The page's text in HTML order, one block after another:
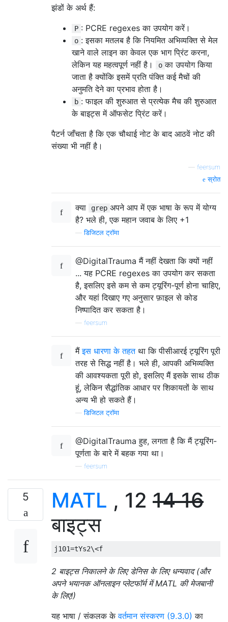
झंडों के अर्थ हैं:
P : PCRE regexes का उपयोग करें।
o : इसका मतलब है कि नियमित अभिव्यक्ति से मेल
खाने वाले लाइन का केवल एक भाग प्रिंट करना,
लेकिन यह महत्वपूर्ण नहीं है।
o का उपयोग किया
जाता है क्योंकि इसमें प्रति पंक्ति कई मैचों की
अनुमति देने का प्रभाव होता है।
b : फाइल की शुरुआत से प्रत्येक मैच की शुरुआत
के बाइट्स में ऑफसेट प्रिंट करें।
पैटर्न जाँचता है कि एक चौथाई नोट के बाद आठवें नोट की
संख्या भी नहीं है।
feersum
स्रोत
क्या grep अपने आप में एक भाषा के रूप में योग्य
है? भले ही, एक महान जवाब के लिए +1
—डिजिटल ट्रॉमा
@DigitalTrauma मैं नहीं देखता कि क्यों नहीं
... यह PCRE regexes का उपयोग कर सकता
है, इसलिए इसे कम से कम ट्यूरिंग-पूर्ण होना चाहिए,
और यहां दिखाए गए अनुसार फ़ाइल से कोड
निष्पादित कर सकता है।
feersum
मैंइस धारणा के तहतथा कि पीसीआरई ट्यूरिंग पूरी
तरह से सिद्ध नहीं है। भले ही, आपकी अभिव्यक्ति
की आवश्यकता पूरी हो, इसलिए मैं इसके साथ ठीक
हूं, लेकिन सैद्धांतिक आधार पर शिकायतों के साथ
अन्य भी हो सकते हैं।
—डिजिटल ट्रॉमा
@DigitalTrauma हुह, लगता है कि मैं ट्यूरिंग-
पूर्णता के बारे में बहक गया था।
feersum
5 MATL , 12 1416
बाइट्स
2 बाइट्स निकालने के लिए डेनिस के लिए धन्यवाद (और
अपने भयानक ऑनलाइन प्लेटफॉर्म में MATL की मेजबानी
के लिए!)
यह भाषा / संकलक केवर्तमान संस्करण (9.3.0) का